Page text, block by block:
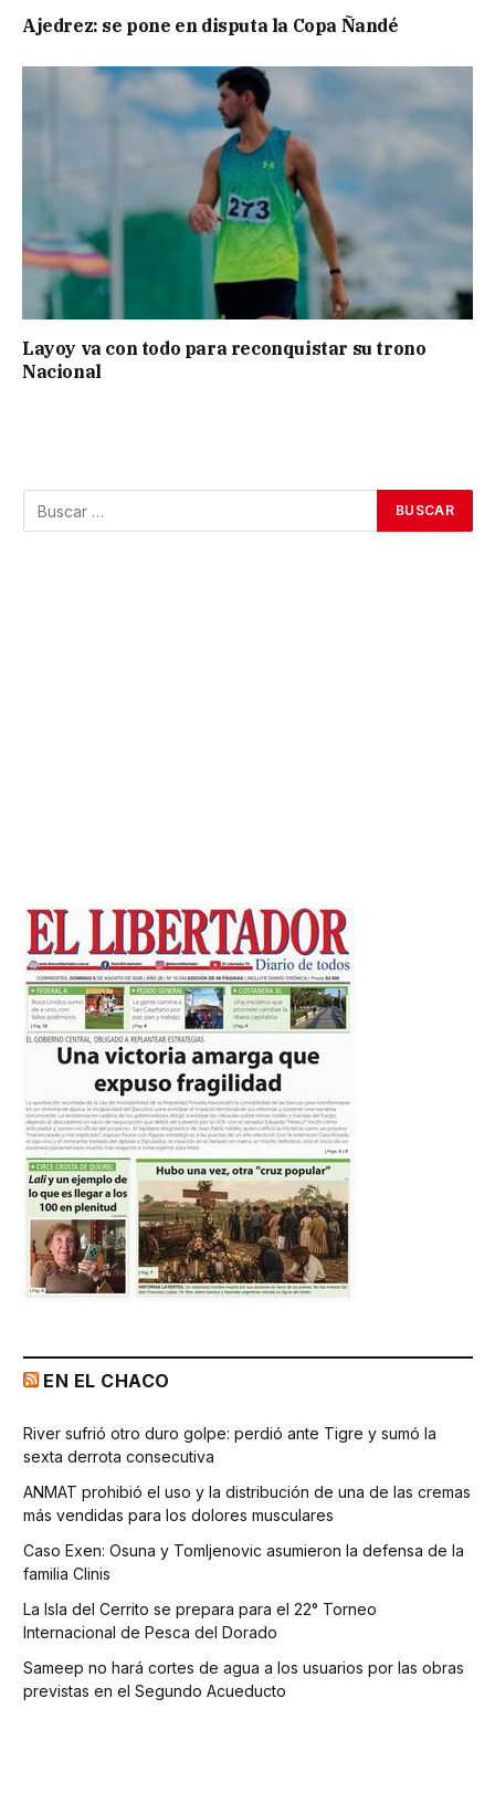
Ajedrez: se pone en disputa la Copa Ñandé
Layoy va con todo para reconquistar su trono
Nacional
EN EL CHACO
River sufrió otro duro golpe: perdió ante Tigre y sumó la
sexta derrota consecutiva
ANMAT prohibió el uso y la distribución de una de las cremas
más vendidas para los dolores musculares
Caso Exen: Osuna y Tomljenovic asumieron la defensa de la
familia Clinis
La Isla del Cerrito se prepara para el 22° Torneo
Internacional de Pesca del Dorado
Sameep no hará cortes de agua a los usuarios por las obras
previstas en el Segundo Acueducto